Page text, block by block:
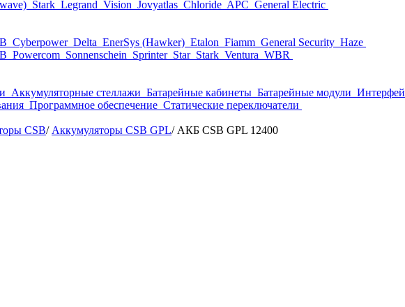
Stark Legrand Vision Jovyatlas Chloride APC General Electric
Cyberpower Delta EnerSys (Hawker) Etalon Fiamm General Security Haze
Powercom Sonnenschein Sprinter Star Stark Ventura WBR
Аккумуляторные стеллажи Батарейные кабинеты Батарейные модули
Программное обеспечение Статические переключатели
CSB/ Аккумуляторы CSB GPL/ АКБ CSB GPL 12400